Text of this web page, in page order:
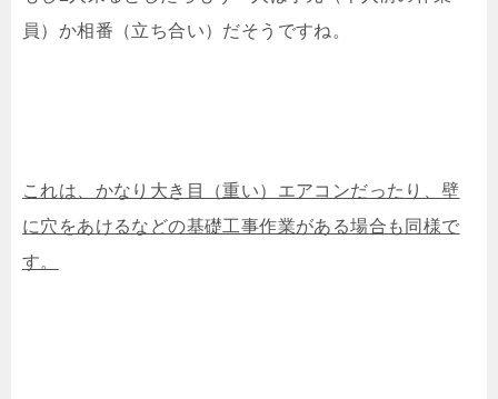
員）か相番（立ち合い）だそうですね。
これは、かなり大き目（重い）エアコンだったり、壁
に穴をあけるなどの基礎工事作業がある場合も同様で
す。